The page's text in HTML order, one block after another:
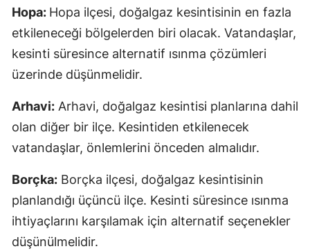
Malatya
Manisa
Mardin
Muğla
Niğde
Hopa: Hopa ilçesi, doğalgaz kesintisinin en fazla
etkileneceği bölgelerden biri olacak. Vatandaşlar,
kesinti süresince alternatif ısınma çözümleri
üzerinde düşünmelidir.
Arhavi: Arhavi, doğalgaz kesintisi planlarına dahil
olan diğer bir ilçe. Kesintiden etkilenecek
vatandaşlar, önlemlerini önceden almalıdır.
Borçka: Borçka ilçesi, doğalgaz kesintisinin
planlandığı üçüncü ilçe. Kesinti süresince ısınma
ihtiyaçlarını karşılamak için alternatif seçenekler
düşünülmelidir.